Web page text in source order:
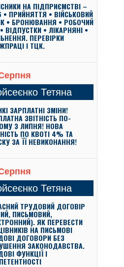
НА ПІДПРИЄМСТВІ –
• ПРИЙНЯТТЯ • ВІЙСЬКОВИЙ
• БРОНЮВАННЯ • РОБОЧИЙ
ВІДПУСТКИ • ЛІКАРНЯНІ •
ПЕРЕВІРКИ
І ТЦК.
Тетяна
ЗАРПЛАТНІ ЗМІНИ!
ЗВІТНІСТЬ ПО-
З ЛИПНЯ! НОВА
ПО КВОТІ 4% ТА
ЗА ЇЇ НЕВИКОНАННЯ!
Тетяна
ТРУДОВИЙ ДОГОВІР
ПИСЬМОВИЙ,
ЯК ПЕРЕВЕСТИ
НА ПИСЬМОВІ
ДОГОВОРИ БЕЗ
ЗАКОНОДАВСТВА.
ФУНКЦІЇ І